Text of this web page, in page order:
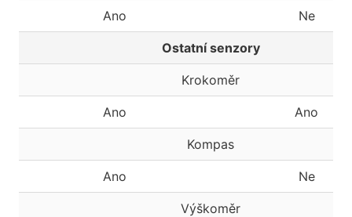
Ano Ne
Ostatní senzory
Krokoměr
Ano Ano
Kompas
Ano Ne
Výškoměr